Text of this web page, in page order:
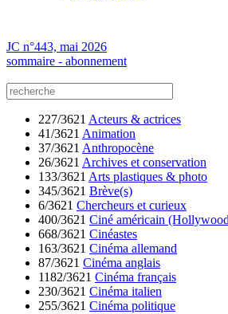
JC n°443, mai 2026
sommaire - abonnement
227/3621 Acteurs & actrices
41/3621 Animation
37/3621 Anthropocène
26/3621 Archives et conservation
133/3621 Arts plastiques & photo
345/3621 Brève(s)
6/3621 Chercheurs et curieux
400/3621 Ciné américain
668/3621 Cinéastes
163/3621 Cinéma allemand
87/3621 Cinéma anglais
1182/3621 Cinéma français
230/3621 Cinéma italien
255/3621 Cinéma politique